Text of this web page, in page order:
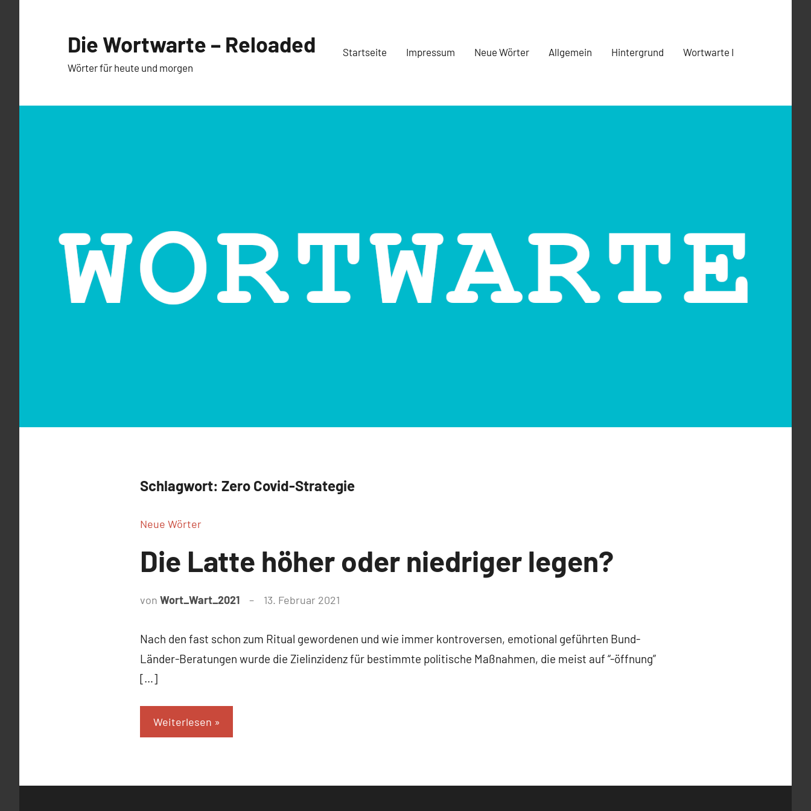
Die Wortwarte – Reloaded
Wörter für heute und morgen
Startseite Impressum Neue Wörter Allgemein Hintergrund Wortwarte I
Schlagwort: Zero Covid-Strategie
Neue Wörter
Die Latte höher oder niedriger legen?
von Wort_Wart_2021 13. Februar 2021
Nach den fast schon zum Ritual gewordenen und wie immer kontroversen, emotional geführten Bund-
Länder-Beratungen wurde die Zielinzidenz für bestimmte politische Maßnahmen, die meist auf “-öffnung”
[…]
Weiterlesen